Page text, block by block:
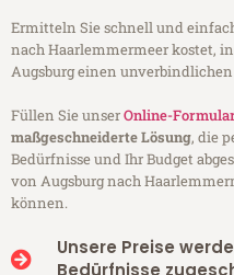
Ermitteln Sie schnell und
nach Haarlemmermeer kostet,
Augsburg einen
Füllen Sie unserOnline-
maßgeschneiderte Lösung, die
Bedürfnisse und Ihr Budget
von Augsburg nach
können.
Unsere Preise
Bedürfnisse